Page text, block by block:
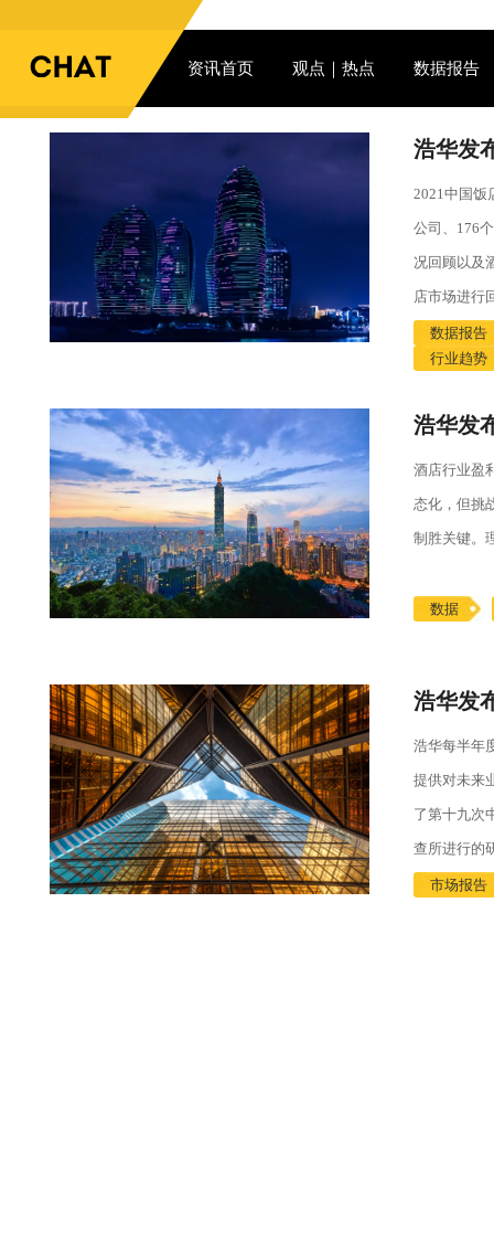
资讯首页 观点｜热点 数据报告
浩华发
2021中国饭
公司、176
况回顾以及
店市场进行
数据报告
行业趋势
浩华发
酒店行业盈
态化，但挑
制胜关键。
数据
浩华每半年
提供对未来
了第十九次
查所进行的
市场报告